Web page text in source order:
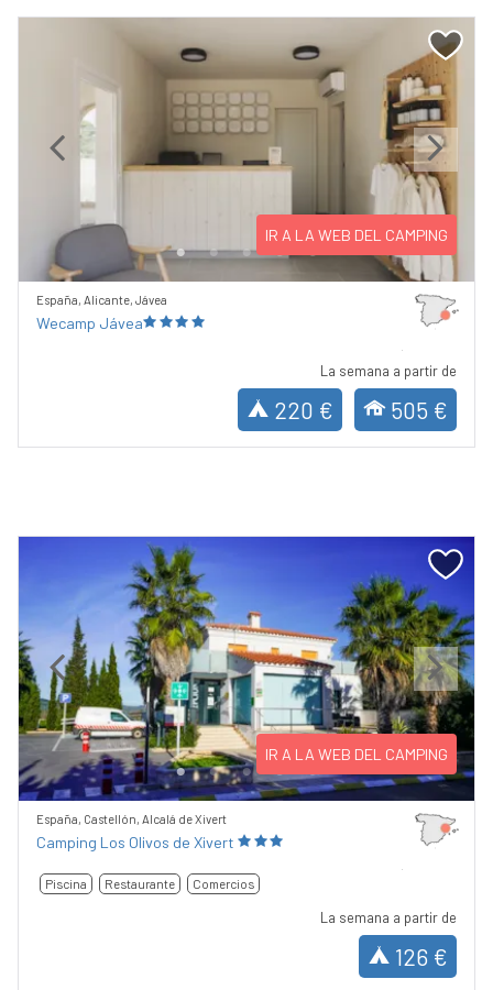
Next
IR A LA WEB DEL CAMPING
España, Alicante, Jávea
Wecamp Jávea
La semana a partir de
220 € 505 €
Previous Next
IR A LA WEB DEL CAMPING
España, Castellón, Alcalá de Xivert
Camping Los Olivos de Xivert
Piscina Restaurante Comercios
La semana a partir de
126 €